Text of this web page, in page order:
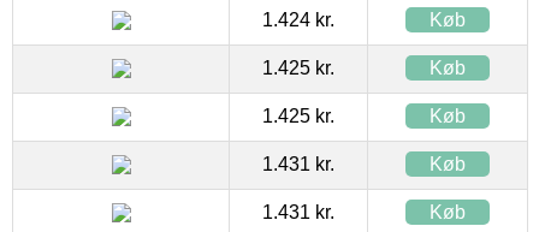
1.424 kr. Køb
1.425 kr. Køb
1.425 kr. Køb
1.431 kr. Køb
1.431 kr. Køb